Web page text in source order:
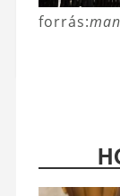
forrás: